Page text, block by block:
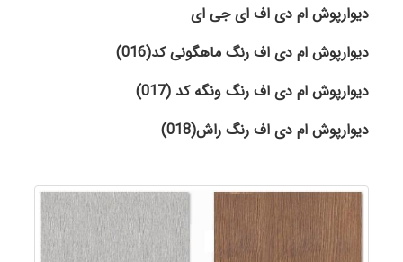
دیوارپوش ام دی اف ای جی ای
دیوارپوش ام دی اف رنگ ماهگونی کد(016)
دیوارپوش ام دی اف رنگ ونگه کد (017)
دیوارپوش ام دی اف رنگ راش(018)